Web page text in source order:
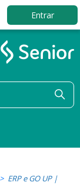
Entrar
ERP e GO UP |